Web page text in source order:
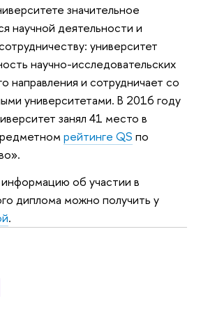
значительное
научной деятельности и
университет
научно-исследовательских
направления и сотрудничает со
университетами. В 2016 году
занял 41 место в
рейтинге QS по
об участии в
диплома можно получить у
.